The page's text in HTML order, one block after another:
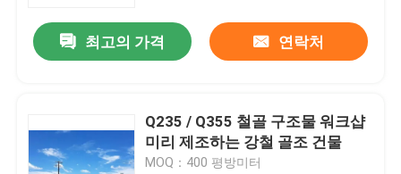
최고의 가격 연락처
Q235 / Q355 철골 구조물 워크샵
미리 제조하는 강철 골조 건물
MOQ：400 평방미터